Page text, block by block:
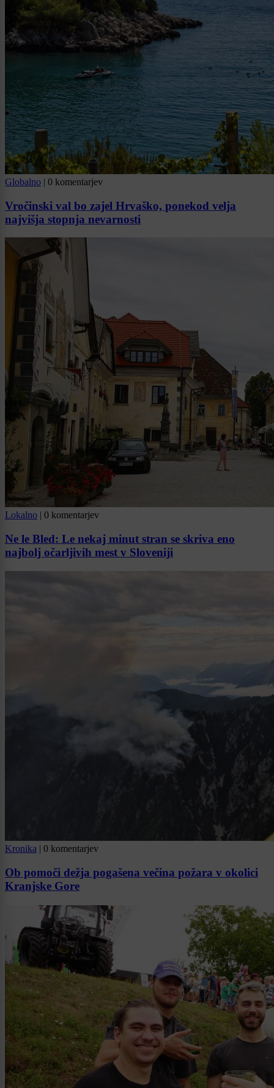
Globalno | 0 komentarjev
Vročinski val bo zajel Hrvaško, ponekod velja
najvišja stopnja nevarnosti
Lokalno | 0 komentarjev
Ne le Bled: Le nekaj minut stran se skriva eno
najbolj očarljivih mest v Sloveniji
Kronika | 0 komentarjev
Ob pomoči dežja pogašena večina požara v okolici
Kranjske Gore